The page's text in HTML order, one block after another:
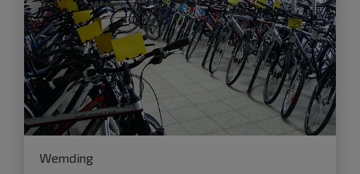
Wemding